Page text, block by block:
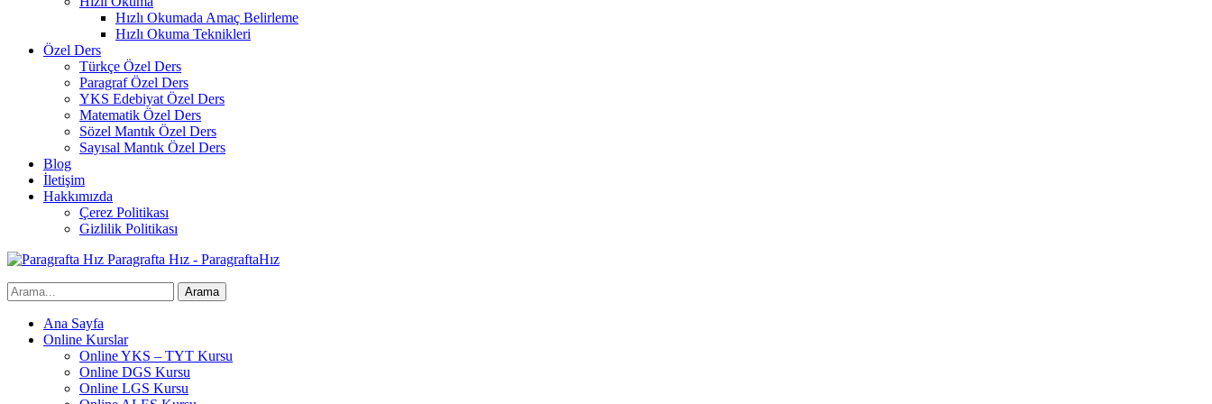
Hızlı Okumada Amaç Belirleme
Hızlı Okuma Teknikleri
Özel Ders
Türkçe Özel Ders
Paragraf Özel Ders
YKS Edebiyat Özel Ders
Matematik Özel Ders
Sözel Mantık Özel Ders
Sayısal Mantık Özel Ders
Blog
İletişim
Hakkımızda
Çerez Politikası
Gizlilik Politikası
Paragrafta Hız - ParagraftaHız
Ana Sayfa
Online Kurslar
Online YKS – TYT Kursu
Online DGS Kursu
Online LGS Kursu